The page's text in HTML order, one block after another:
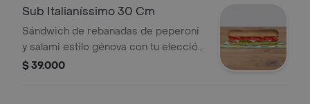
Sub Italianíssimo 30 Cm
Sándwich de rebanadas de peperoni
y salami estilo génova con tu elección
de quesos, salsas y vegetales
$ 39.000